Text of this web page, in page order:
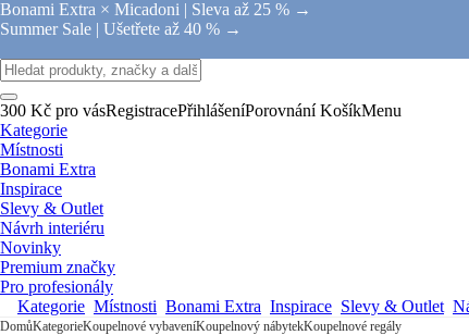
Bonami Extra × Micadoni | Sleva až 25 % →
Summer Sale | Ušetřete až 40 % →
300 Kč pro vásRegistracePřihlášeníPorovnání KošíkMenu
Kategorie
Místnosti
Bonami Extra
Inspirace
Slevy & Outlet
Návrh interiéru
Novinky
Premium značky
Pro profesionály
Kategorie Místnosti Bonami Extra Inspirace Slevy & Outlet
DomůKategorieKoupelnové vybaveníKoupelnový nábytekKoupelnové regály